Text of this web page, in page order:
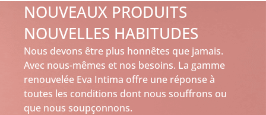
NOUVEAUX PRODUITS
NOUVELLES HABITUDES
Nous devons être plus honnêtes que jamais.
Avec nous-mêmes et nos besoins. La gamme
renouvelée Eva Intima offre une réponse à
toutes les conditions dont nous souffrons ou
que nous soupçonnons.